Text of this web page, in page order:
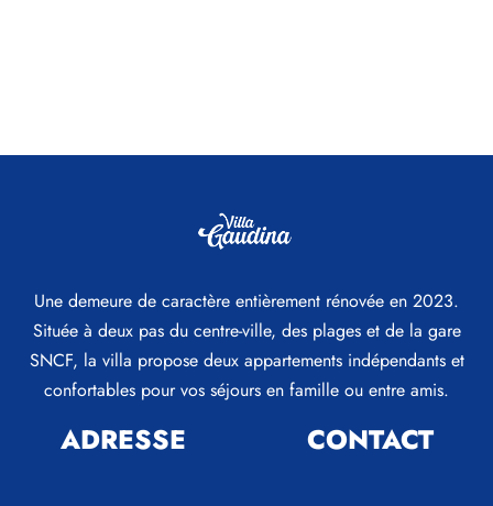
Une demeure de caractère entièrement rénovée en 2023.
Située à deux pas du centre-ville, des plages et de la gare
SNCF, la villa propose deux appartements indépendants et
confortables pour vos séjours en famille ou entre amis.
ADRESSE CONTACT